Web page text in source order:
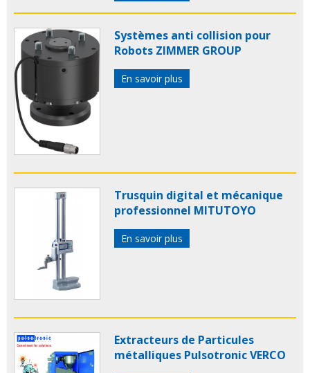
Systèmes anti collision pour
Robots ZIMMER GROUP
En savoir plus
Trusquin digital et mécanique
professionnel MITUTOYO
En savoir plus
Extracteurs de Particules
métalliques Pulsotronic VERCO